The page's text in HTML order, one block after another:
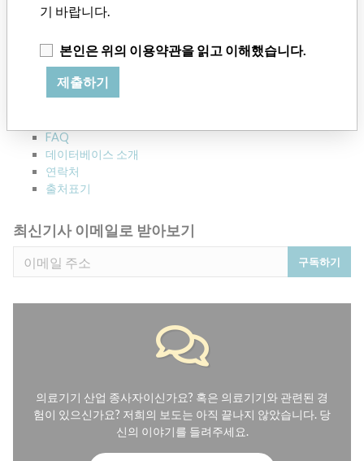
데이터베이스 소개
의료기기와 관련된 120,000 건의 리콜, 안전성 경고 및 현장 안전성
FAQ
데이터베이스 소개
연락처
출처표기
최신기사 이메일로 받아보기
구독하기
의료기기 산업 종사자이신가요? 혹은 의료기기와 관련된 경
험이 있으신가요? 저희의 보도는 아직 끝나지 않았습니다. 당
신의 이야기를 들려주세요.
기 바랍니다.
본인은 위의 이용약관을 읽고 이해했습니다.
제출하기